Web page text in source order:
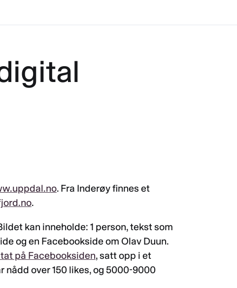
. Fra Inderøy finnes et
.
kan inneholde: 1 person, tekst som
og en Facebookside om Olav Duun.
på Facebooksiden, satt opp i et
over 150 likes, og 5000-9000